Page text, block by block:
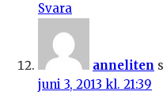
Svara
anneliten
juni 3, 2013 kl. 21:39